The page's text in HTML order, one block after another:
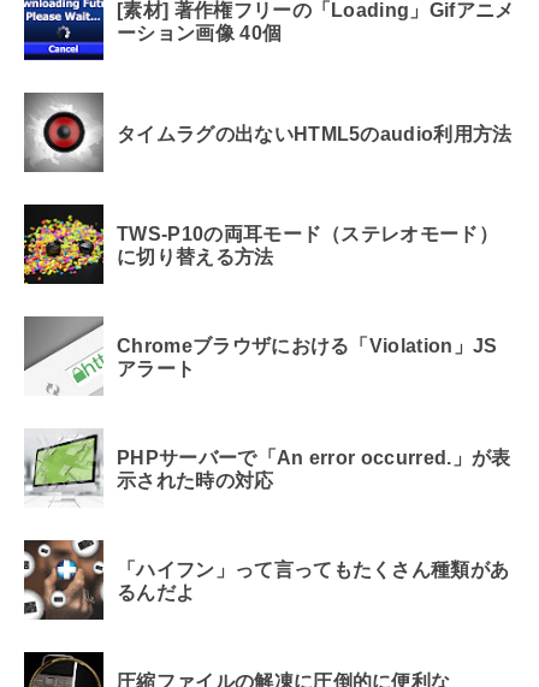
[素材] 著作権フリーの「Loading」Gifアニメ
ーション画像 40個
タイムラグの出ないHTML5のaudio利用方法
TWS-P10の両耳モード（ステレオモード）
に切り替える方法
Chromeブラウザにおける「Violation」JS
アラート
PHPサーバーで「An error occurred.」が表
示された時の対応
「ハイフン」って言ってもたくさん種類があ
るんだよ
圧縮ファイルの解凍に圧倒的に便利な